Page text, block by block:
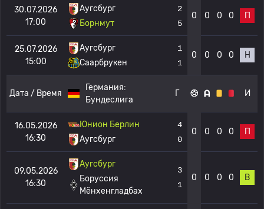
30.07.2026
17:00
Аугсбург
Борнмут
2
5
0 0 0 0 П
25.07.2026
15:00
Аугсбург
Саарбрукен
1
1
0 0 0 0 Н
Дата / Время
Германия:
Бундеслига
Г И
16.05.2026
16:30
Юнион Берлин
Аугсбург
4
0
0 0 0 0 П
09.05.2026
16:30
Аугсбург
Боруссия
Мёнхенгладбах
3
1
0 0 0 0 В